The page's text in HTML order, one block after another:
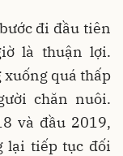
đi đầu tiên
là thuận lợi.
quá thấp
chăn nuôi.
và đầu 2019,
lại tiếp tục đối